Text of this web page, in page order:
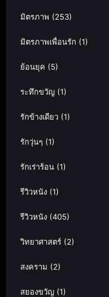
มิตรภาพ (253)
มิตรภาพเพื่อนรัก (1)
ย้อนยุค (5)
ระทึกขวัญ (1)
รักข้างเดียว (1)
รักวุ่นๆ (1)
รักเร่าร้อน (1)
รีวิวหนัง (1)
รีวิวหนัง (405)
วิทยาศาสตร์ (2)
สงคราม (2)
สยองขวัญ (1)